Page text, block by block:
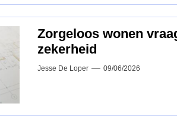
Zorgeloos wonen
zekerheid
Jesse De Loper 09/06/2026